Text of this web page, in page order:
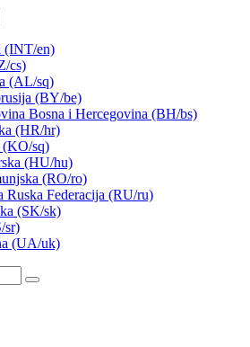
(INT/en)
cs)
(AL/sq)
(BY/be)
Bosna i Hercegovina (BH/bs)
(HR/hr)
sq)
(HU/hu)
(RO/ro)
Ruska Federacija (RU/ru)
(SK/sk)
sr)
(UA/uk)